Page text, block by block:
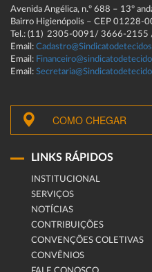
Avenida Angélica, n.º 688 – 13º
Bairro Higienópolis – CEP 01228-
Tel.: (11) 2305-0091/ 3666-
Email:
Email:
Email:
COMO CHEGAR
LINKS RÁPIDOS
INSTITUCIONAL
SERVIÇOS
NOTÍCIAS
CONTRIBUIÇÕES
CONVENÇÕES COLETIVAS
CONVÊNIOS